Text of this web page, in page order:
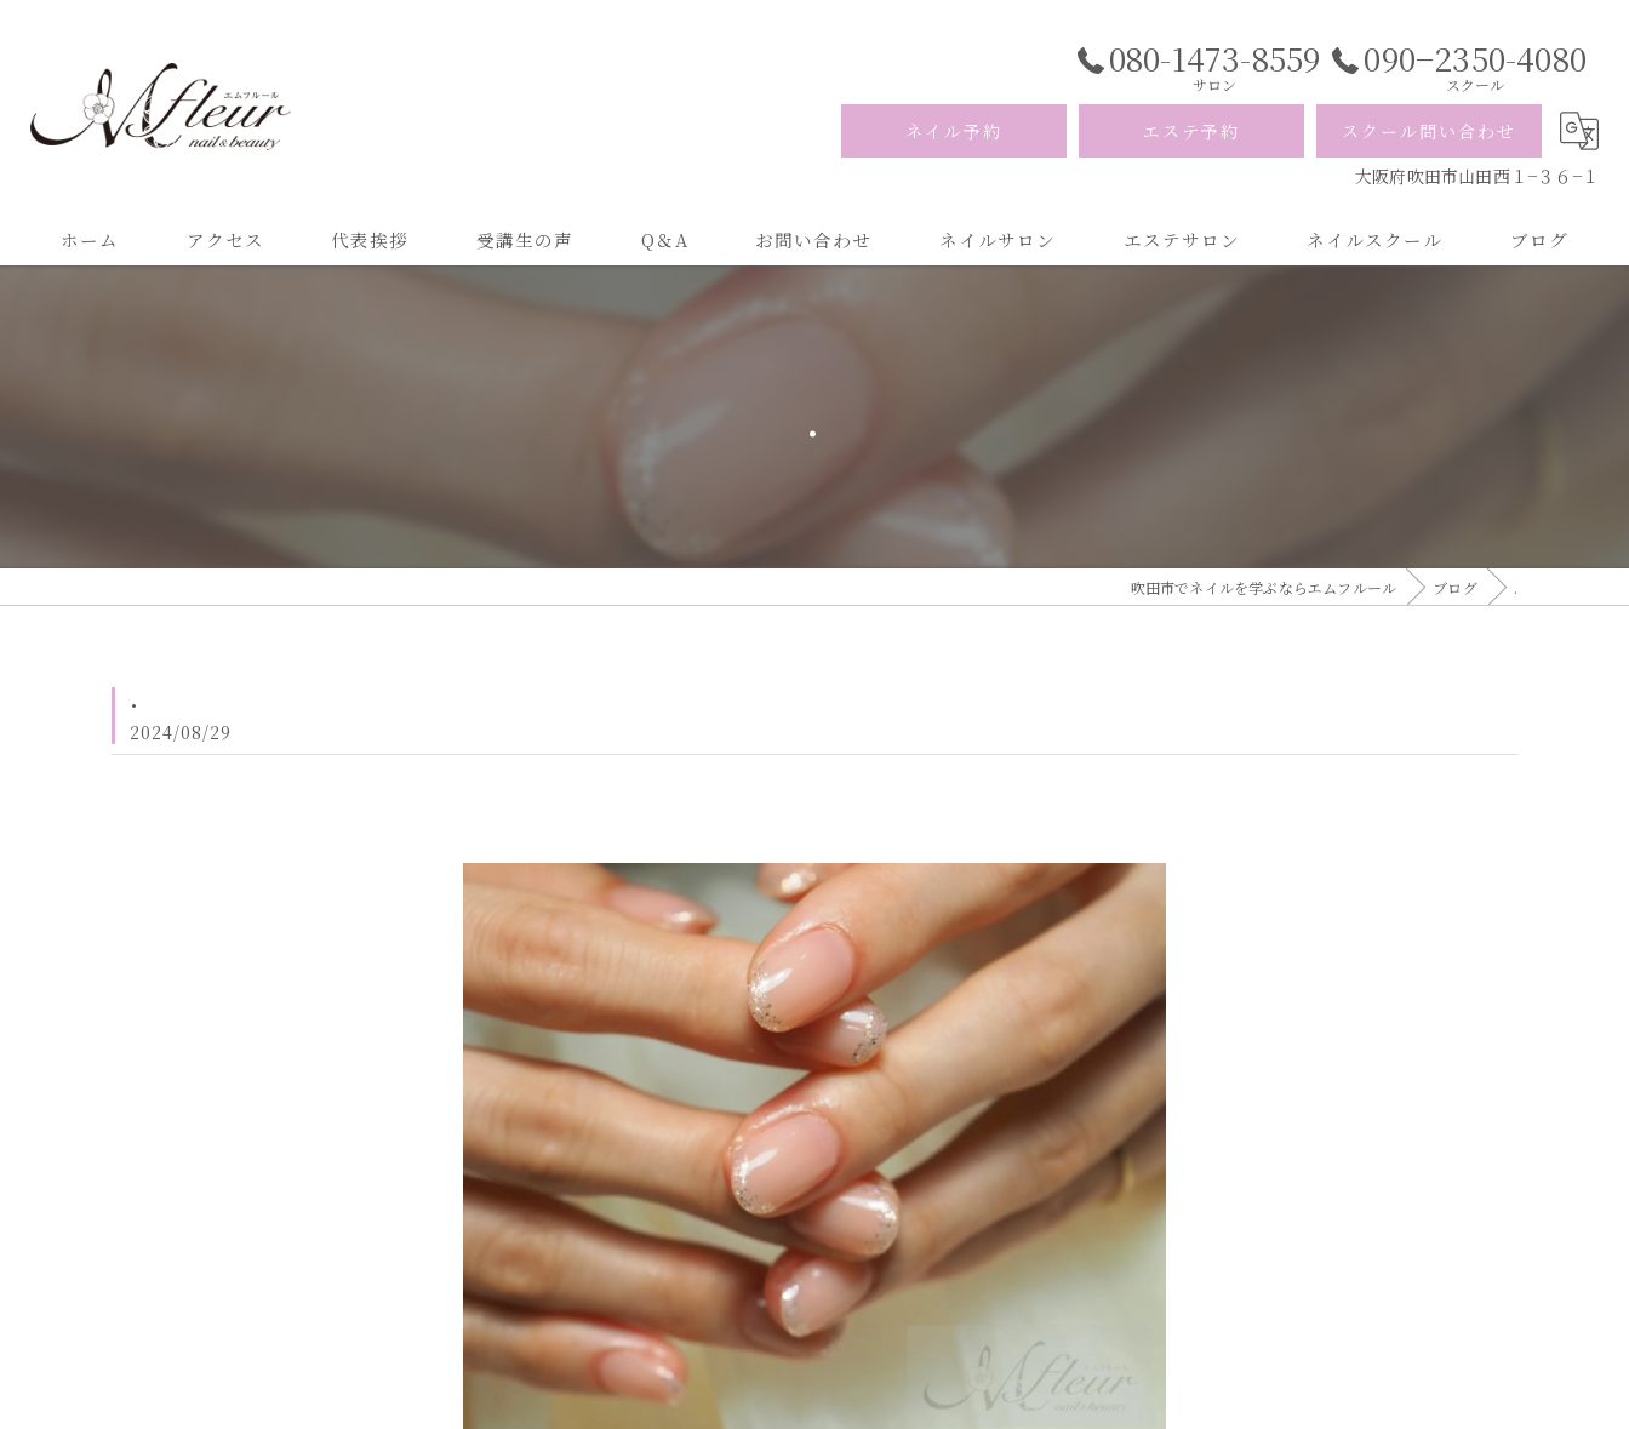
080-1473-8559
サロン
090−2350-4080
スクール
ネイル予約 スクール問い合わせ
エステ予約
大阪府吹田市山田西１−３６−１
ホーム アクセス 代表挨拶 受講生の声 Q＆A お問い合わせ ネイルサロン エステサロン ネイルスクール ブログ
.
吹田市でネイルを学ぶならエムフルール ブログ .
.
2024/08/29